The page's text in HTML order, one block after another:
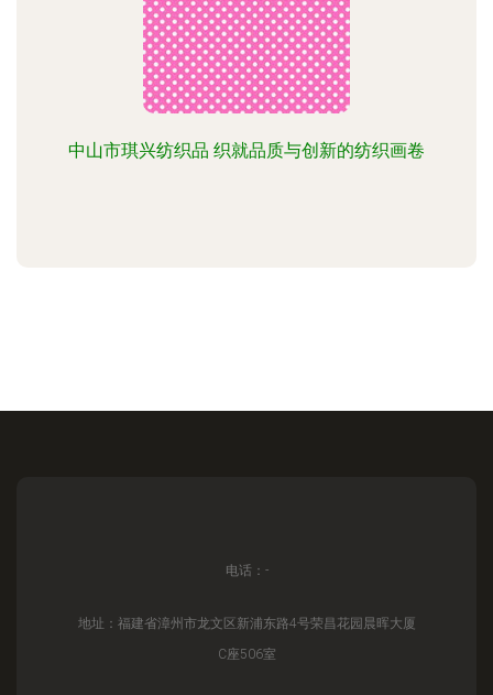
中山市琪兴纺织品 织就品质与创新的纺织画卷
电话：-
地址：福建省漳州市龙文区新浦东路4号荣昌花园晨晖大厦
C座506室